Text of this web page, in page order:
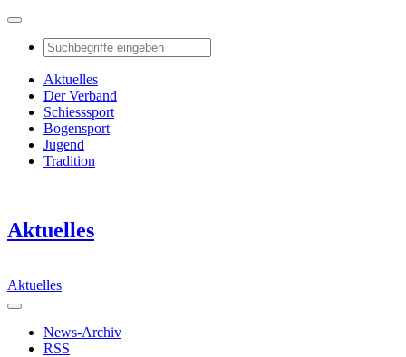
Aktuelles
Der Verband
Schiesssport
Bogensport
Jugend
Tradition
Aktuelles
Aktuelles
News-Archiv
RSS